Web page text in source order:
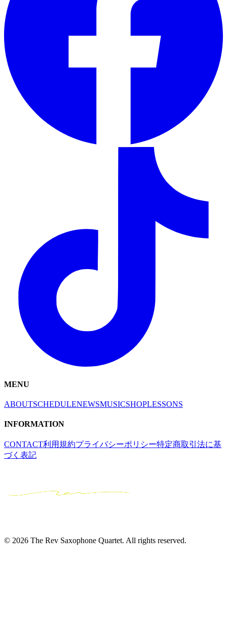
MENU
ABOUTSCHEDULENEWSMUSICSHOPLESSONS
INFORMATION
CONTACT利用規約プライバシーポリシー特定商取引法に基
づく表記
© 2026 The Rev Saxophone Quartet. All rights reserved.